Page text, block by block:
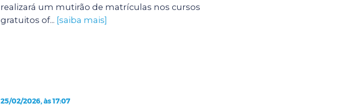
realizará um mutirão de matrículas nos cursos
gratuitos of... [saiba mais]
25/02/2026, às 17:07